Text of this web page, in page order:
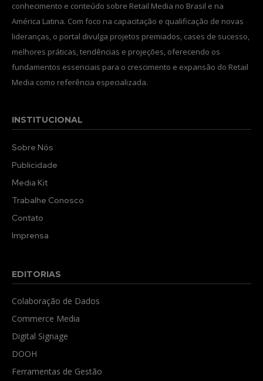
conhecimento e conteúdo sobre Retail Media no Brasil e na
América Latina. Com foco na capacitação e qualificação de novas
lideranças, o portal divulga projetos premiados, cases de sucesso,
melhores práticas, tendências e projeções, oferecendo os
fundamentos essenciais para o crescimento e expansão do Retail
Media como referência especializada.
INSTITUCIONAL
Sobre Nós
Publicidade
Media Kit
Trabalhe Conosco
Contato
Imprensa
EDITORIAS
Colaboração de Dados
Commerce Media
Digital Signage
DOOH
Ferramentas de Gestão